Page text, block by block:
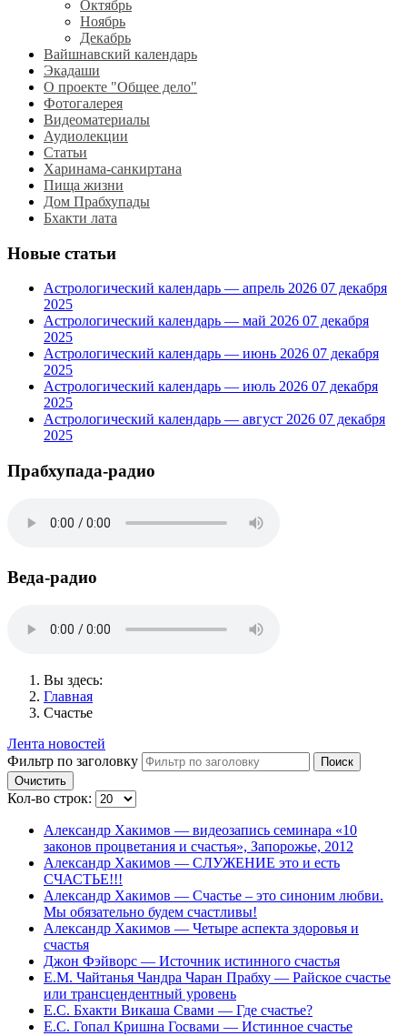
Октябрь
Ноябрь
Декабрь
Вайшнавский календарь
Экадаши
О проекте "Общее дело"
Фотогалерея
Видеоматериалы
Аудиолекции
Статьи
Харинама-санкиртана
Пища жизни
Дом Прабхупады
Бхакти лата
Новые статьи
Астрологический календарь — апрель 2026 07 декабря
2025
Астрологический календарь — май 2026 07 декабря
2025
Астрологический календарь — июнь 2026 07 декабря
2025
Астрологический календарь — июль 2026 07 декабря
2025
Астрологический календарь — август 2026 07 декабря
2025
Прабхупада-радио
Веда-радио
Вы здесь:
Главная
Счастье
Лента новостей
Фильтр по заголовку
Поиск
Очистить
Кол-во строк:
Александр Хакимов — видеозапись семинара «10
законов процветания и счастья», Запорожье, 2012
Александр Хакимов — СЛУЖЕНИЕ это и есть
СЧАСТЬЕ!!!
Александр Хакимов — Счастье – это синоним любви.
Мы обязательно будем счастливы!
Александр Хакимов — Четыре аспекта здоровья и
счастья
Джон Фэйворс — Источник истинного счастья
Е.М. Чайтанья Чандра Чаран Прабху — Райское счастье
или трансцендентный уровень
Е.С. Бхакти Викаша Свами — Где счастье?
Е.С. Гопал Кришна Госвами — Истинное счастье